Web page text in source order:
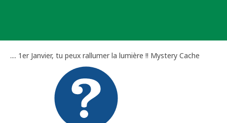
.... 1er Janvier, tu peux rallumer la lumière !! Mystery Cache